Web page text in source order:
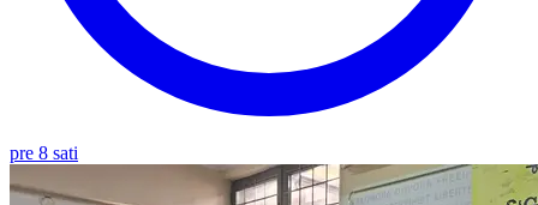
pre 8 sati